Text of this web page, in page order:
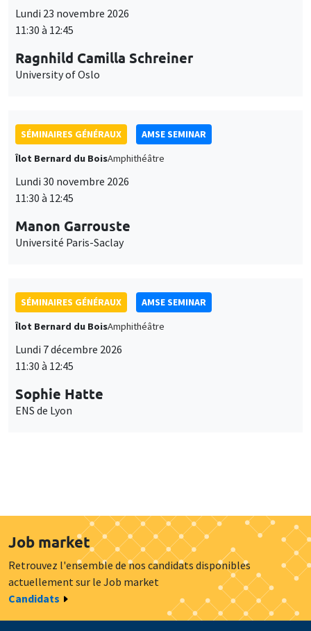
Lundi 23 novembre 2026
11:30 à 12:45
Ragnhild Camilla Schreiner
University of Oslo
SÉMINAIRES GÉNÉRAUX
AMSE SEMINAR
Îlot Bernard du BoisAmphithéâtre
Lundi 30 novembre 2026
11:30 à 12:45
Manon Garrouste
Université Paris-Saclay
SÉMINAIRES GÉNÉRAUX
AMSE SEMINAR
Îlot Bernard du BoisAmphithéâtre
Lundi 7 décembre 2026
11:30 à 12:45
Sophie Hatte
ENS de Lyon
Job market
Retrouvez l'ensemble de nos candidats disponibles
actuellement sur le Job market
Candidats